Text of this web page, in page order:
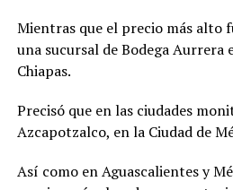
Mientras que el precio más alto
una sucursal de Bodega
Chiapas.
Precisó que en las ciudades
Azcapotzalco, en la Ciudad de
Así como en Aguascalientes y